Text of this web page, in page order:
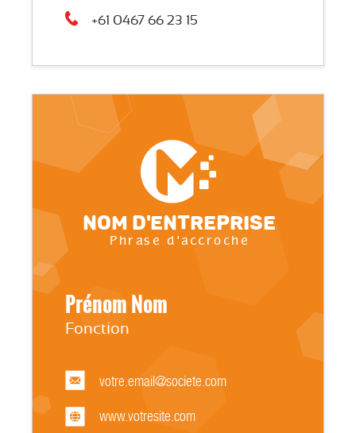
+61 0467 66 23 15
www.votresite.com
votre.email@societe.com
Fonction
Prénom Nom
Nom d'entreprise
Phrase d'accroche